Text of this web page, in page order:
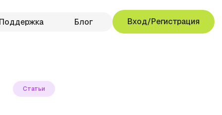
Блог Вход/Регистрация
Статьи